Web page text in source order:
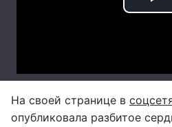
На своей странице в
опубликовала разбитое